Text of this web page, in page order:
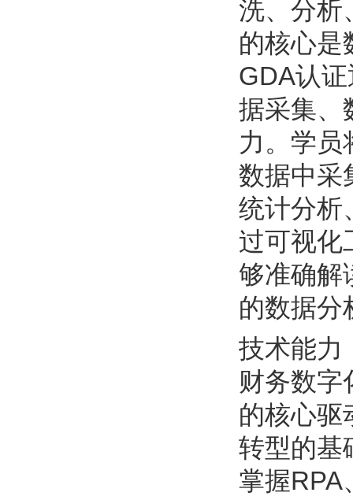
洗、分析
的核心是
GDA认
据采集、
力。学员
数据中采
统计分析
过可视化
够准确解
的数据分
技术能力
财务数字
的核心驱
转型的基
掌握RPA